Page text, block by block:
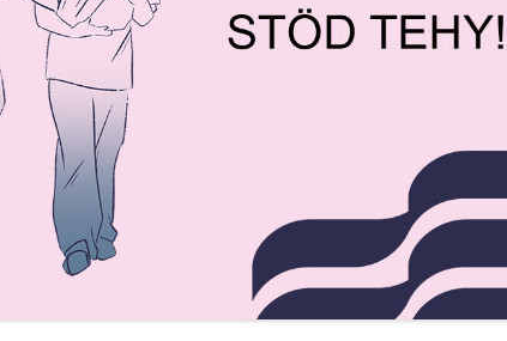
2024
KOLLEKTIVAVTAL SOM GÄLLER PÅ
ARBETSPLATSER MED
VÅRDPERSONAL PÅ ÅLAND
PROMEMORIOR
BRA ATT VETA OM
JÄMSTÄLLDHETSLAGEN
REGLER OM STREJK
FESTEN ”15 ÅR MED